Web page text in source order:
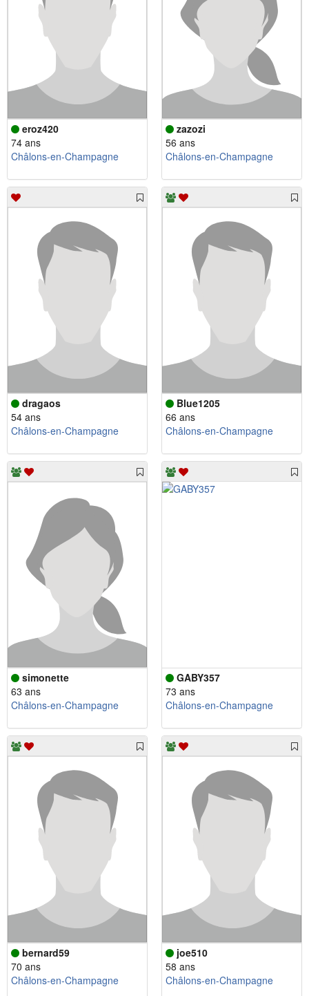
eroz420
74 ans
Châlons-en-Champagne
zazozi
56 ans
Châlons-en-Champagne
dragaos
54 ans
Châlons-en-Champagne
Blue1205
66 ans
Châlons-en-Champagne
simonette
63 ans
Châlons-en-Champagne
GABY357
73 ans
Châlons-en-Champagne
bernard59
70 ans
Châlons-en-Champagne
joe510
58 ans
Châlons-en-Champagne